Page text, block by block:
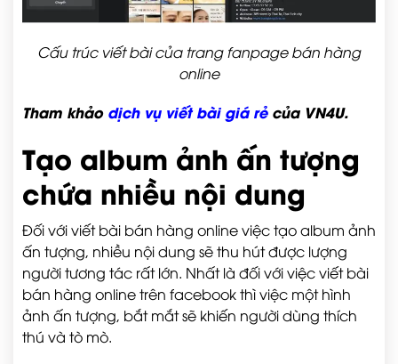
Cấu trúc viết bài của trang fanpage bán hàng
online
Tham khảo dịch vụ viết bài giá rẻ của VN4U.
Tạo album ảnh ấn tượng
chứa nhiều nội dung
Đối với viết bài bán hàng online việc tạo album ảnh
ấn tượng, nhiều nội dung sẽ thu hút được lượng
người tương tác rất lớn. Nhất là đối với việc viết bài
bán hàng online trên facebook thì việc một hình
ảnh ấn tượng, bắt mắt sẽ khiến người dùng thích
thú và tò mò.